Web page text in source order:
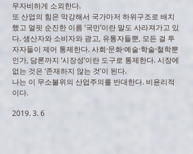
무자비하게 소외한다.
또 산업의 힘은 막강해서 국가마저 하위구조로 배치
했고 얼핏 순진한 이름 ‘국민’이란 말도 사라져가고 있
다. 생산자와 소비자와 광고, 유통자들뿐, 모든 걸 투
자자들이 제어 통제한다. 사회·문화·예술·학술·철학뿐
인가, 담론까지 ‘시장성’이란 도구로 통제한다. 시장에
없는 것은 ‘존재하지 않는 것’이 된다.
나는 이 무소불위의 산업주의를 반대한다. 비윤리적
이다.
2019. 3. 6